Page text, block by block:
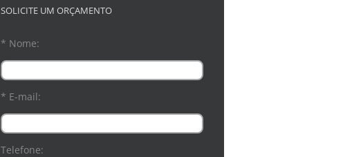
SOLICITE UM ORÇAMENTO
* Nome:
* E-mail:
Telefone: